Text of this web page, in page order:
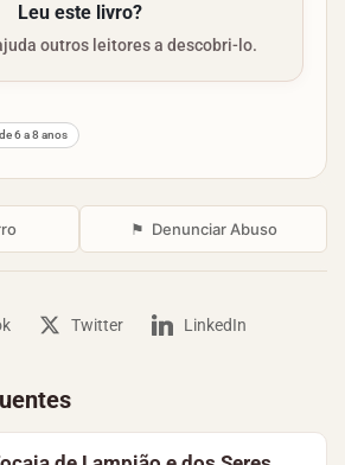
Leu este livro?
outros leitores a descobri-lo.
6 a 8 anos
⚑ Denunciar Abuso
Twitter LinkedIn